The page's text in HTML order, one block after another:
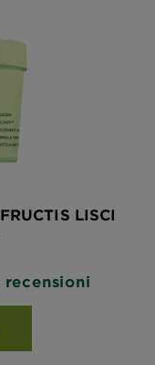
LISCI